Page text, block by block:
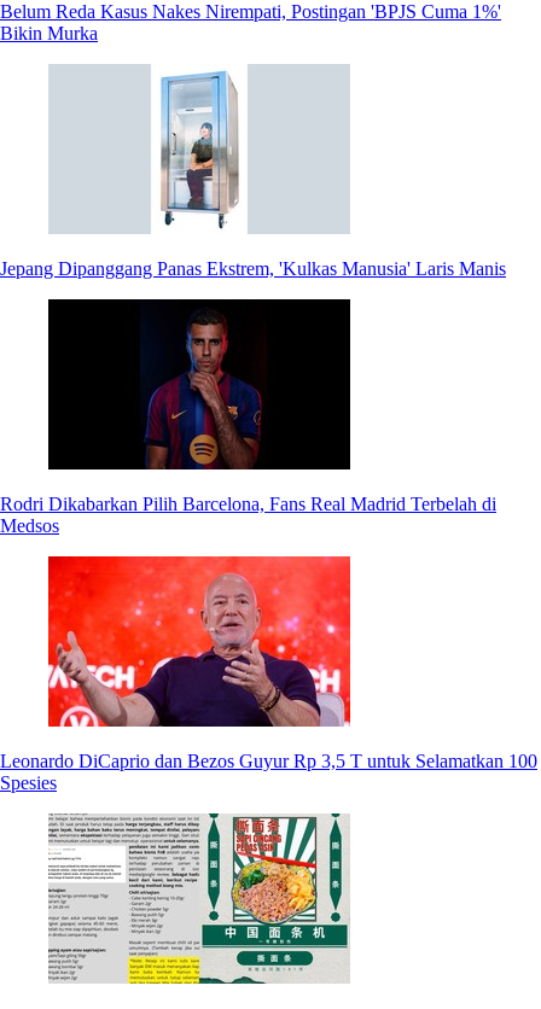
Belum Reda Kasus Nakes Nirempati, Postingan 'BPJS Cuma 1%'
Bikin Murka
Jepang Dipanggang Panas Ekstrem, 'Kulkas Manusia' Laris Manis
Rodri Dikabarkan Pilih Barcelona, Fans Real Madrid Terbelah di
Medsos
Leonardo DiCaprio dan Bezos Guyur Rp 3,5 T untuk Selamatkan 100
Spesies